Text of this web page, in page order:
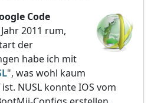
Code
2011 rum,
der
habe ich mit
", was wohl kaum
NUSL konnte IOS vom